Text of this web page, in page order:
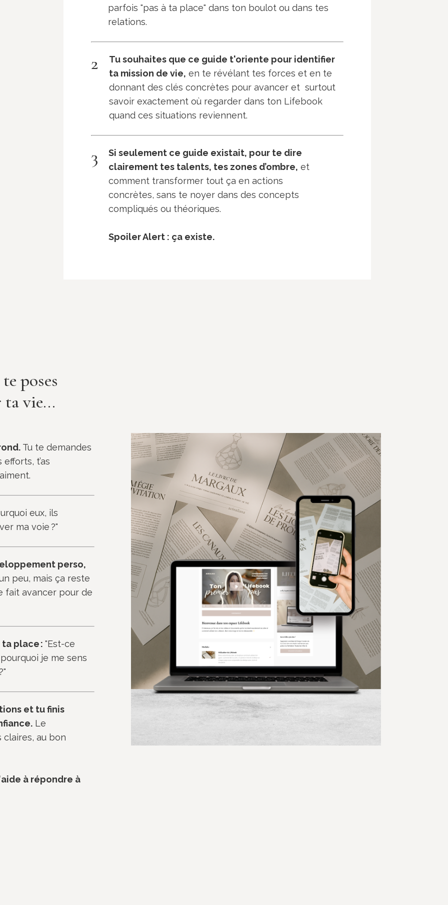
parfois "pas à ta place" dans ton boulot ou dans tes
relations.
2
Tu souhaites que ce guide t'oriente pour identifier
ta mission de vie, en te révélant tes forces et en te
donnant des clés concrètes pour avancer et surtout
savoir exactement où regarder dans ton Lifebook
quand ces situations reviennent.
3
Si seulement ce guide existait, pour te dire
clairement tes talents, tes zones d’ombre, et
comment transformer tout ça en actions
concrètes, sans te noyer dans des concepts
compliqués ou théoriques.
Spoiler Alert : ça existe.
poses
vie...
Tu te demandes
t’as
eux, ils
ma voie ?"
perso,
peu, mais ça reste
fait avancer pour de
ta place : "Est-ce
je me sens
et tu finis
Le
au bon
à répondre à